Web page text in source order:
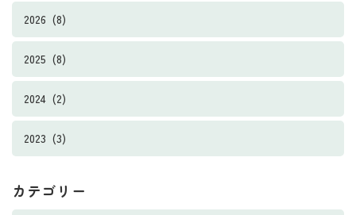
2026 (8)
2025 (8)
2024 (2)
2023 (3)
カテゴリー